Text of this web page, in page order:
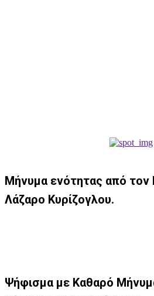
Μήνυμα ενότητας από
Λάζαρο Κυρίζογλου.
Ψήφισμα με Καθαρό